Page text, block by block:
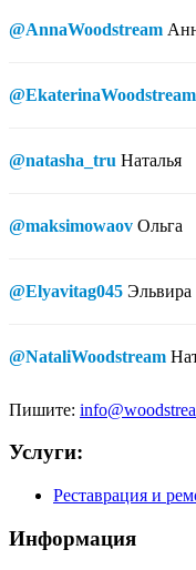
@AnnaWoodstream
@EkaterinaWoodstream
@natasha_tru Наталья
@maksimowaov Ольга
@Elyavitag045 Эльвира
@NataliWoodstream
Пишите:
Услуги:
Реставрация и
Информация